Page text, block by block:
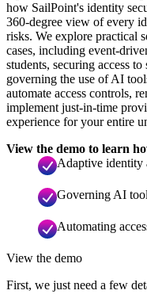
how SailPoint's identity
360-degree view of every
risks. We explore practical
cases, including event-
students, securing access
governing the use of AI
automate access controls,
implement just-in-time
experience for your entire
View the demo to learn
Adaptive identity
Governing AI
Automating
View the demo
First, we just need a few